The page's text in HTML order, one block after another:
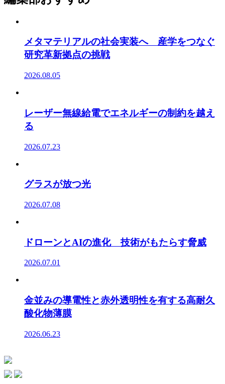
メタマテリアルの社会実装へ 産学をつなぐ
研究革新拠点の挑戦
2026.08.05
レーザー無線給電でエネルギーの制約を越え
る
2026.07.23
グラスが放つ光
2026.07.08
ドローンとAIの進化 技術がもたらす脅威
2026.07.01
金並みの導電性と赤外透明性を有する高耐久
酸化物薄膜
2026.06.23